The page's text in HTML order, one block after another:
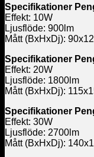
Specifikationer
Effekt: 10W
Ljusflöde: 900lm
Mått (BxHxDj):
Specifikationer
Effekt: 20W
Ljusflöde: 1800lm
Mått (BxHxDj):
Specifikationer
Effekt: 30W
Ljusflöde: 2700lm
Mått (BxHxDj):